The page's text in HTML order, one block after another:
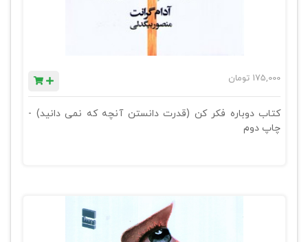
175,000 تومان
کتاب دوباره فکر کن (قدرت دانستن آنچه که نمی دانید) -
چاپ دوم